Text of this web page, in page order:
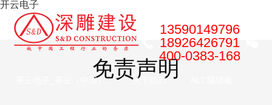
开云电子
13590149796
18926426791
400-0383-168
开云电子_开云（中国） 关于我们
免责声明